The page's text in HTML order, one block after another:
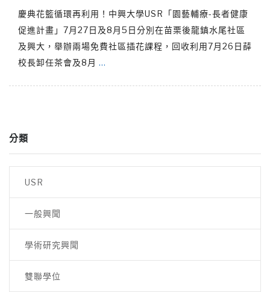
慶典花籃循環再利用！中興大學USR「園藝輔療-長者健康
促進計畫」7月27日及8月5日分別在苗栗後龍鎮水尾社區
及興大，舉辦兩場免費社區插花課程，回收利用7月26日薛
校長卸任茶會及8月 …
分類
USR
一般興聞
學術研究興聞
雙聯學位